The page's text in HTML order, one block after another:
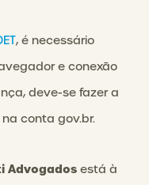
, é necessário
e conexão
deve-se fazer a
conta gov.br.
Advogados está à